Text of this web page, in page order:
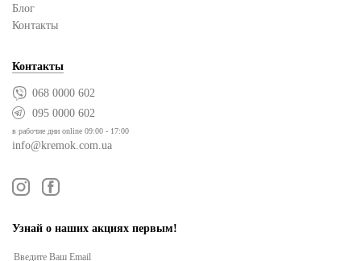
Блог
Контакты
Контакты
068 0000 602
095 0000 602
в рабочие дни online 09:00 - 17:00
info@kremok.com.ua
Узнай о наших акциях первым!